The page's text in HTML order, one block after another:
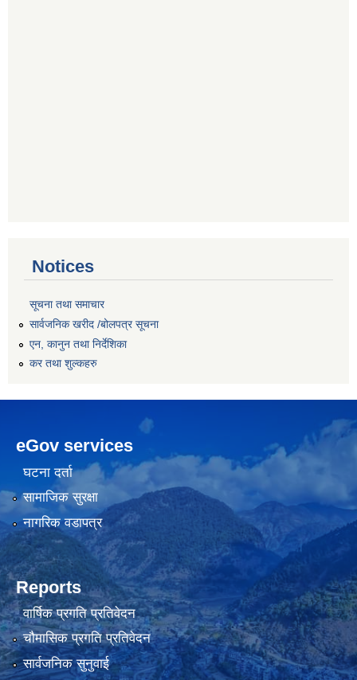
Notices
सूचना तथा समाचार
सार्वजनिक खरीद /बोलपत्र सूचना
एन, कानुन तथा निर्देशिका
कर तथा शुल्कहरु
eGov services
घटना दर्ता
सामाजिक सुरक्षा
नागरिक वडापत्र
Reports
वार्षिक प्रगति प्रतिवेदन
चौमासिक प्रगति प्रतिवेदन
सार्वजनिक सुनुवाई